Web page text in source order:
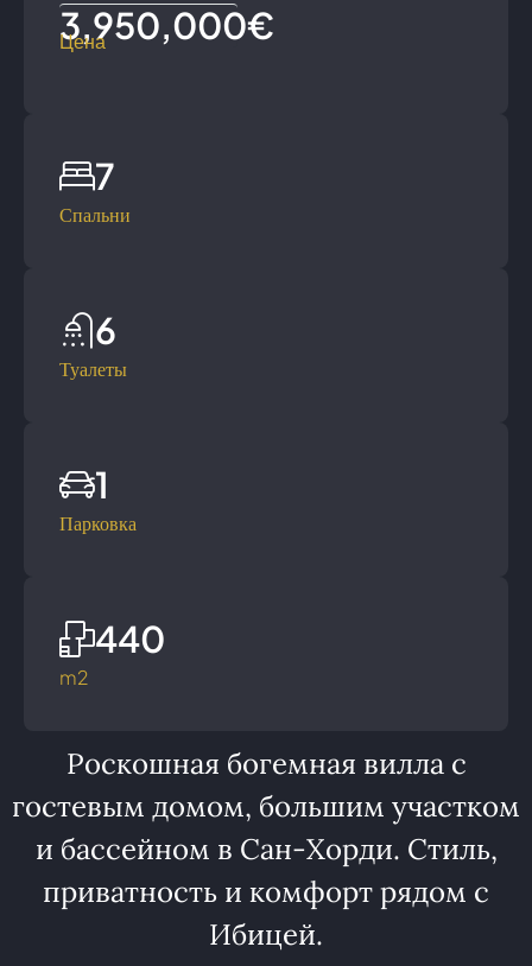
Роскошная богемная вилла с
гостевым домом, большим участком
и бассейном в Сан-Хорди. Стиль,
приватность и комфорт рядом с
Ибицей.
3,950,000€
Цена
Спальни
7
Туалеты
6
Парковка
1
m2
440